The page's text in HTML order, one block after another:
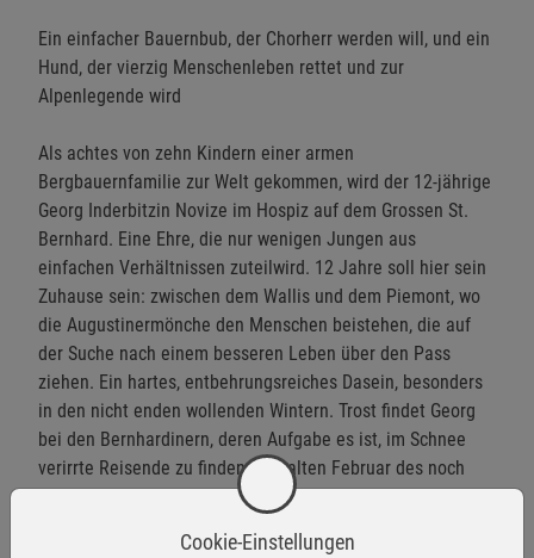
Ein einfacher Bauernbub, der Chorherr werden will, und ein
Hund, der vierzig Menschenleben rettet und zur
Alpenlegende wird
Als achtes von zehn Kindern einer armen
Bergbauernfamilie zur Welt gekommen, wird der 12-jährige
Georg Inderbitzin Novize im Hospiz auf dem Grossen St.
Bernhard. Eine Ehre, die nur wenigen Jungen aus
einfachen Verhältnissen zuteilwird. 12 Jahre soll hier sein
Zuhause sein: zwischen dem Wallis und dem Piemont, wo
die Augustinermönche den Menschen beistehen, die auf
der Suche nach einem besseren Leben über den Pass
ziehen. Ein hartes, entbehrungsreiches Dasein, besonders
in den nicht enden wollenden Wintern. Trost findet Georg
bei den Bernhardinern, deren Aufgabe es ist, im Schnee
verirrte Reisende zu finden. Im kalten Februar des noch
jungen Jahres 1800 bewahrt er einen Welpen vor dem
Cookie-Einstellungen